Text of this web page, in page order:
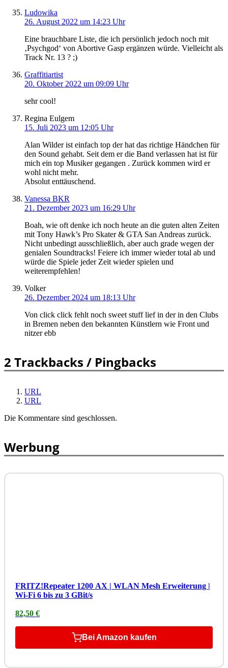
Ludowika
26. August 2022 um 14:23 Uhr
Eine brauchbare Liste, die ich persönlich jedoch noch mit
‚Psychgod‘ von Abortive Gasp ergänzen würde. Vielleicht als
Track Nr. 13 ? ;)
Graffitiartist
20. Oktober 2022 um 09:09 Uhr
sehr cool!
Regina Eulgem
15. Juli 2023 um 12:05 Uhr
Alan Wilder ist einfach top der hat das richtige Händchen für
den Sound gehabt. Seit dem er die Band verlassen hat ist für
mich ein top Musiker gegangen . Zurück kommen wird er
wohl nicht mehr.
Absolut enttäuschend.
Vanessa BKR
21. Dezember 2023 um 16:29 Uhr
Boah, wie oft denke ich noch heute an die guten alten Zeiten
mit Tony Hawk’s Pro Skater & GTA San Andreas zurück.
Nicht unbedingt ausschließlich, aber auch grade wegen der
genialen Soundtracks! Feiere ich immer wieder total ab und
würde die Spiele jeder Zeit wieder spielen und
weiterempfehlen!
Volker
26. Dezember 2024 um 18:13 Uhr
Von click click fehlt noch sweet stuff lief in der in den Clubs
in Bremen neben den bekannten Künstlern wie Front und
nitzer ebb
2 Trackbacks / Pingbacks
URL
URL
Die Kommentare sind geschlossen.
Werbung
FRITZ!Repeater 1200 AX | WLAN Mesh Erweiterung |
Wi-Fi 6 bis zu 3 GBit/s
82,50 €
Bei Amazon kaufen